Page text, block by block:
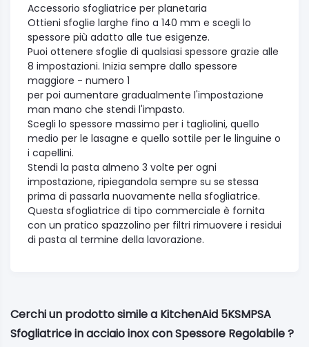
Accessorio sfogliatrice per planetaria
Ottieni sfoglie larghe fino a 140 mm e scegli lo
spessore più adatto alle tue esigenze.
Puoi ottenere sfoglie di qualsiasi spessore grazie alle
8 impostazioni. Inizia sempre dallo spessore
maggiore - numero 1
per poi aumentare gradualmente l'impostazione
man mano che stendi l'impasto.
Scegli lo spessore massimo per i tagliolini, quello
medio per le lasagne e quello sottile per le linguine o
i capellini.
Stendi la pasta almeno 3 volte per ogni
impostazione, ripiegandola sempre su se stessa
prima di passarla nuovamente nella sfogliatrice.
Questa sfogliatrice di tipo commerciale è fornita
con un pratico spazzolino per filtri rimuovere i residui
di pasta al termine della lavorazione.
Cerchi un prodotto simile a KitchenAid 5KSMPSA
Sfogliatrice in acciaio inox con Spessore Regolabile ?